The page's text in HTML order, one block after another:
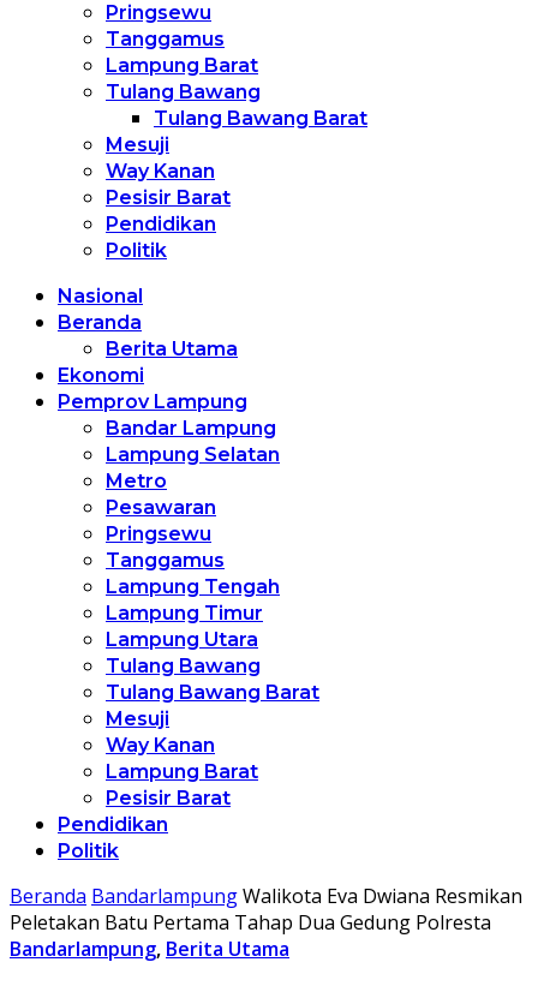
Pringsewu
Tanggamus
Lampung Barat
Tulang Bawang
Tulang Bawang Barat
Mesuji
Way Kanan
Pesisir Barat
Pendidikan
Politik
Nasional
Beranda
Berita Utama
Ekonomi
Pemprov Lampung
Bandar Lampung
Lampung Selatan
Metro
Pesawaran
Pringsewu
Tanggamus
Lampung Tengah
Lampung Timur
Lampung Utara
Tulang Bawang
Tulang Bawang Barat
Mesuji
Way Kanan
Lampung Barat
Pesisir Barat
Pendidikan
Politik
Beranda BandarlampungWalikota Eva Dwiana Resmikan
Peletakan Batu Pertama Tahap Dua Gedung Polresta
Bandarlampung, Berita Utama